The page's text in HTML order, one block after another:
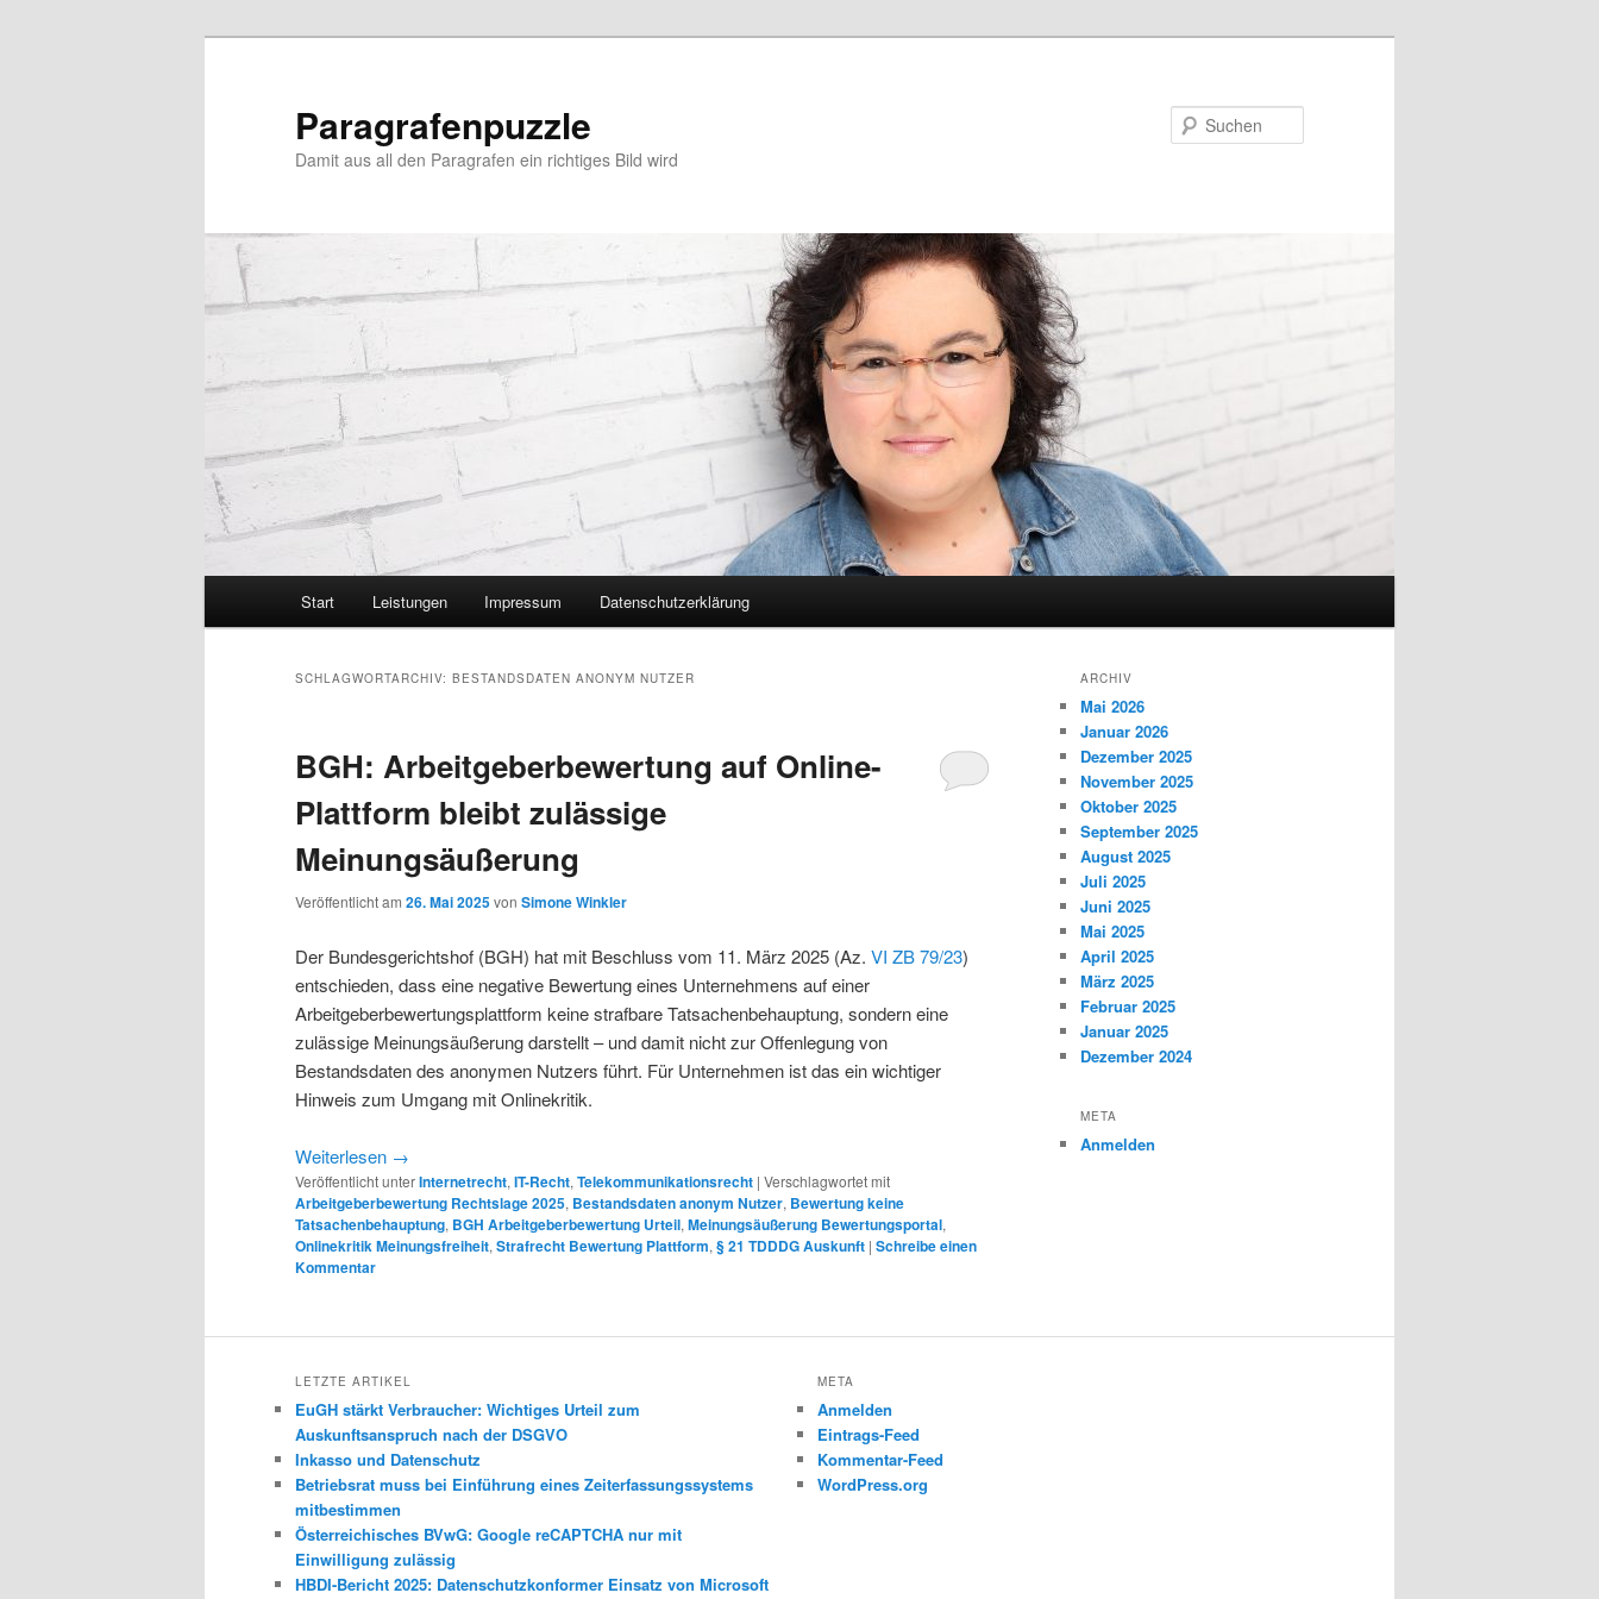
Paragrafenpuzzle
Damit aus all den Paragrafen ein richtiges Bild wird
Start Leistungen Impressum Datenschutzerklärung
SCHLAGWORTARCHIV: BESTANDSDATEN ANONYM NUTZER
BGH: Arbeitgeberbewertung auf Online-
Plattform bleibt zulässige
Meinungsäußerung
Veröffentlicht am 26. Mai 2025von Simone Winkler
Der Bundesgerichtshof (BGH) hat mit Beschluss vom 11. März 2025 (Az. VI ZB 79/23)
entschieden, dass eine negative Bewertung eines Unternehmens auf einer
Arbeitgeberbewertungsplattform keine strafbare Tatsachenbehauptung, sondern eine
zulässige Meinungsäußerung darstellt – und damit nicht zur Offenlegung von
Bestandsdaten des anonymen Nutzers führt. Für Unternehmen ist das ein wichtiger
Hinweis zum Umgang mit Onlinekritik.
Weiterlesen →
Veröffentlicht unterInternetrecht, IT-Recht, Telekommunikationsrecht | Verschlagwortet mit
Arbeitgeberbewertung Rechtslage 2025, Bestandsdaten anonym Nutzer, Bewertung keine
Tatsachenbehauptung, BGH Arbeitgeberbewertung Urteil, Meinungsäußerung Bewertungsportal,
Onlinekritik Meinungsfreiheit, Strafrecht Bewertung Plattform, § 21 TDDDG Auskunft | Schreibe einen
Kommentar
ARCHIV
Mai 2026
Januar 2026
Dezember 2025
November 2025
Oktober 2025
September 2025
August 2025
Juli 2025
Juni 2025
Mai 2025
April 2025
März 2025
Februar 2025
Januar 2025
Dezember 2024
META
Anmelden
LETZTE ARTIKEL
EuGH stärkt Verbraucher: Wichtiges Urteil zum
Auskunftsanspruch nach der DSGVO
Inkasso und Datenschutz
Betriebsrat muss bei Einführung eines Zeiterfassungssystems
mitbestimmen
Österreichisches BVwG: Google reCAPTCHA nur mit
Einwilligung zulässig
HBDI-Bericht 2025: Datenschutzkonformer Einsatz von Microsoft
META
Anmelden
Eintrags-Feed
Kommentar-Feed
WordPress.org